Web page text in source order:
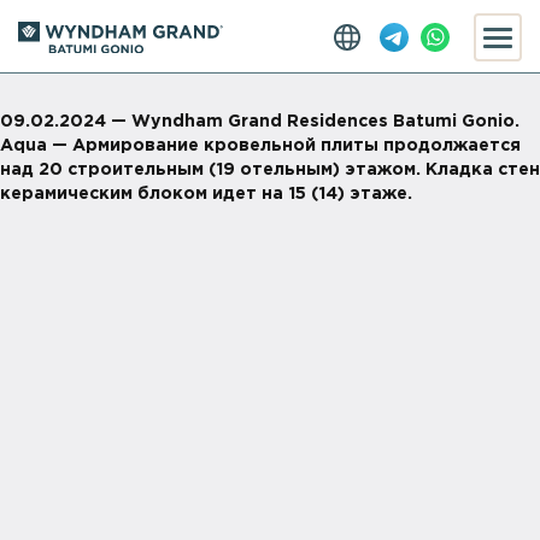
09.02.2024 — Wyndham Grand Residences Batumi Gonio.
Aqua — Армирование кровельной плиты продолжается
над 20 строительным (19 отельным) этажом. Кладка стен
керамическим блоком идет на 15 (14) этаже.